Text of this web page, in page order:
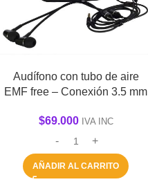
Audífono con tubo de aire
EMF free – Conexión 3.5 mm
$69.000 IVA INC
AÑADIR AL CARRITO